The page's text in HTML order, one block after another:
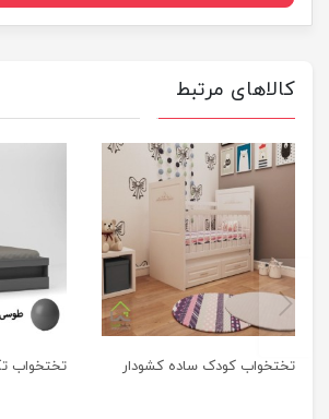
کالاهای مرتبط
تختخواب کودک ساده کشودار تختخواب
previus